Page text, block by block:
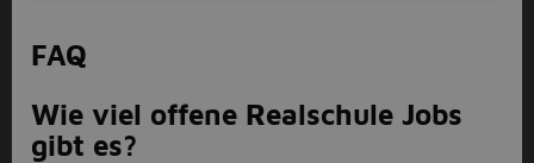
FAQ
Wie viel offene Realschule Jobs
gibt es?